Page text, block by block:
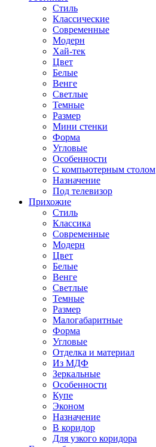
Стиль
Классические
Современные
Модерн
Хай-тек
Цвет
Белые
Венге
Светлые
Темные
Размер
Мини стенки
Форма
Угловые
Особенности
С компьютерным столом
Назначение
Под телевизор
Прихожие
Стиль
Классика
Современные
Модерн
Цвет
Белые
Венге
Светлые
Темные
Размер
Малогабаритные
Форма
Угловые
Отделка и материал
Из МДФ
Зеркальные
Особенности
Купе
Эконом
Назначение
В коридор
Для узкого коридора